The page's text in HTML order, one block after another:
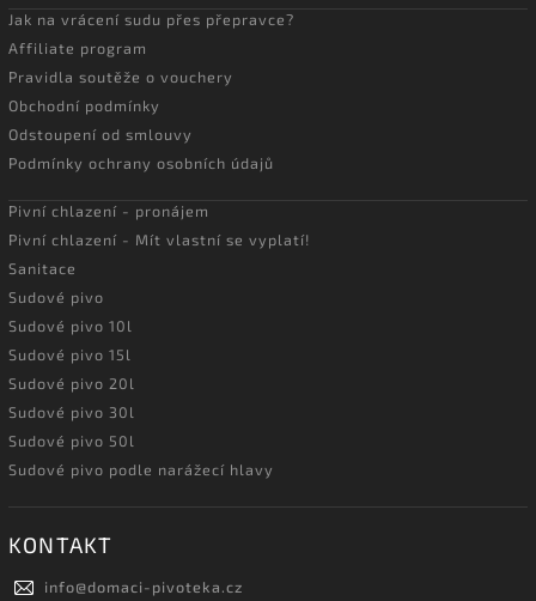
Jak na vrácení sudu přes přepravce?
Affiliate program
Pravidla soutěže o vouchery
Obchodní podmínky
Odstoupení od smlouvy
Podmínky ochrany osobních údajů
Pivní chlazení - pronájem
Pivní chlazení - Mít vlastní se vyplatí!
Sanitace
Sudové pivo
Sudové pivo 10l
Sudové pivo 15l
Sudové pivo 20l
Sudové pivo 30l
Sudové pivo 50l
Sudové pivo podle narážecí hlavy
KONTAKT
info@domaci-pivoteka.cz